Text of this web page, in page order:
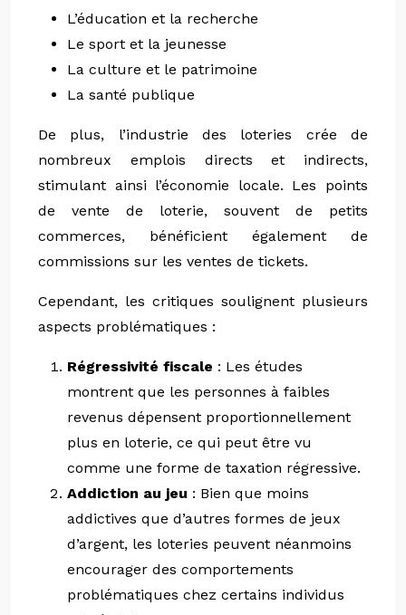
L’éducation et la recherche
Le sport et la jeunesse
La culture et le patrimoine
La santé publique
De plus, l’industrie des loteries crée de
nombreux emplois directs et indirects,
stimulant ainsi l’économie locale. Les points
de vente de loterie, souvent de petits
commerces, bénéficient également de
commissions sur les ventes de tickets.
Cependant, les critiques soulignent plusieurs
aspects problématiques :
Régressivité fiscale : Les études
montrent que les personnes à faibles
revenus dépensent proportionnellement
plus en loterie, ce qui peut être vu
comme une forme de taxation régressive.
Addiction au jeu : Bien que moins
addictives que d’autres formes de jeux
d’argent, les loteries peuvent néanmoins
encourager des comportements
problématiques chez certains individus